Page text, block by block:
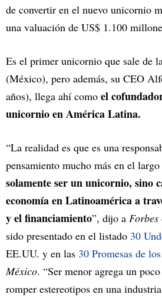
de convertir en el nuevo unicornio
una valuación de US$ 1.100
Es el primer unicornio que sale de
(México), pero además, su CEO
años), llega ahí como el
unicornio en América Latina.
“La realidad es que es una
pensamiento mucho más en el
solamente ser un unicornio, sino
economía en Latinoamérica a
y el financiamiento”, dijo a Forbes
sido presentado en el listado 30
EE.UU. y en las 30 Promesas de
México. “Ser menor agrega un
romper estereotipos en una